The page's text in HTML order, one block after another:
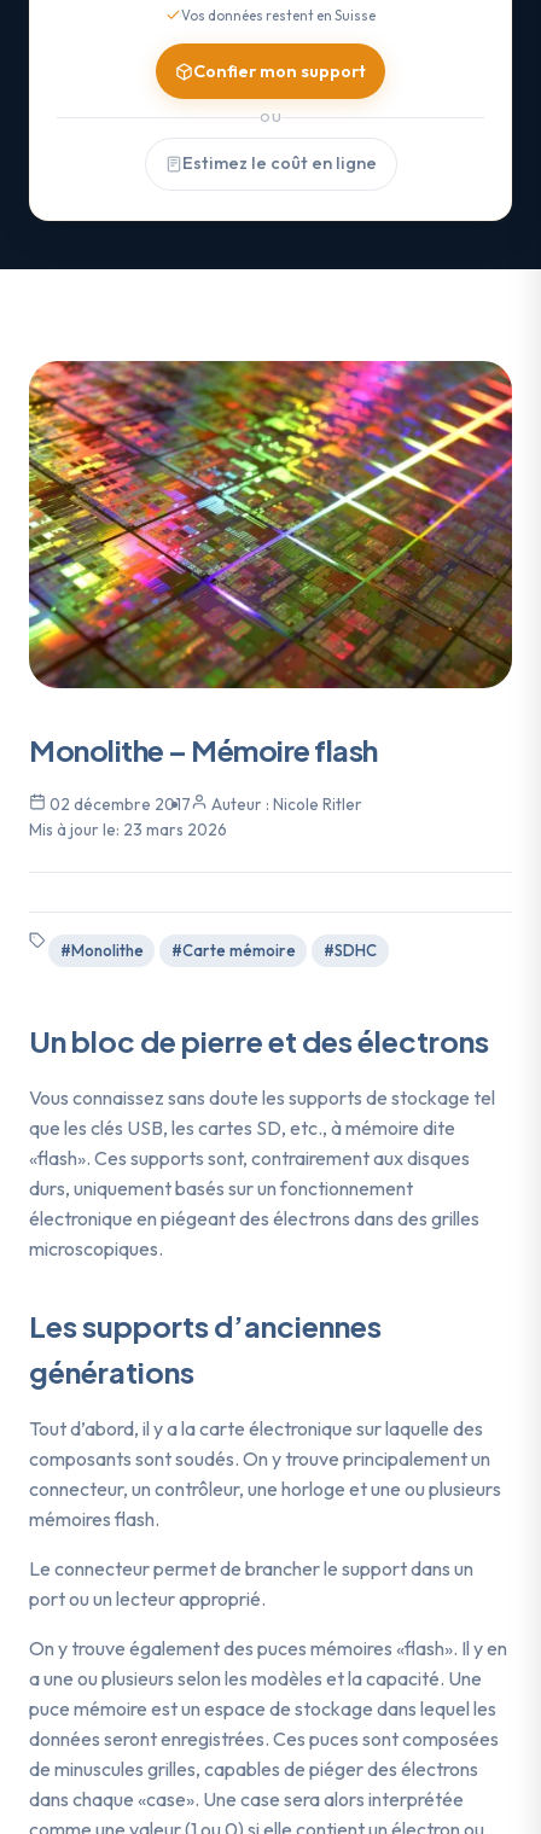
Vos données restent en Suisse
Confier mon support
OU
Estimez le coût en ligne
Monolithe – Mémoire flash
02 décembre 2017
Auteur : Nicole Ritler
Mis à jour le: 23 mars 2026
#Monolithe #Carte mémoire #SDHC
Un bloc de pierre et des électrons
Vous connaissez sans doute les supports de stockage tel
que les clés USB, les cartes SD, etc., à mémoire dite
«flash». Ces supports sont, contrairement aux disques
durs, uniquement basés sur un fonctionnement
électronique en piégeant des électrons dans des grilles
microscopiques.
Les supports d’anciennes
générations
Tout d’abord, il y a la carte électronique sur laquelle des
composants sont soudés. On y trouve principalement un
connecteur, un contrôleur, une horloge et une ou plusieurs
mémoires flash.
Le connecteur permet de brancher le support dans un
port ou un lecteur approprié.
On y trouve également des puces mémoires «flash». Il y en
a une ou plusieurs selon les modèles et la capacité. Une
puce mémoire est un espace de stockage dans lequel les
données seront enregistrées. Ces puces sont composées
de minuscules grilles, capables de piéger des électrons
dans chaque «case». Une case sera alors interprétée